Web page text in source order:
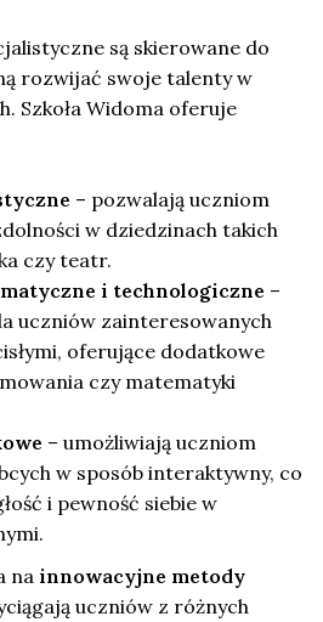
są skierowane do
rozwijać swoje talenty w
Szkoła Widoma oferuje
– pozwalają uczniom
w dziedzinach takich
czy teatr.
i technologiczne –
uczniów zainteresowanych
oferujące dodatkowe
czy matematyki
– umożliwiają uczniom
w sposób interaktywny, co
i pewność siebie w
na innowacyjne metody
uczniów z różnych